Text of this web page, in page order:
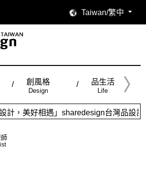
Taiwan/繁中
創風格
Design
品生活
Life
遇」sharedesign台灣品設計，五大特